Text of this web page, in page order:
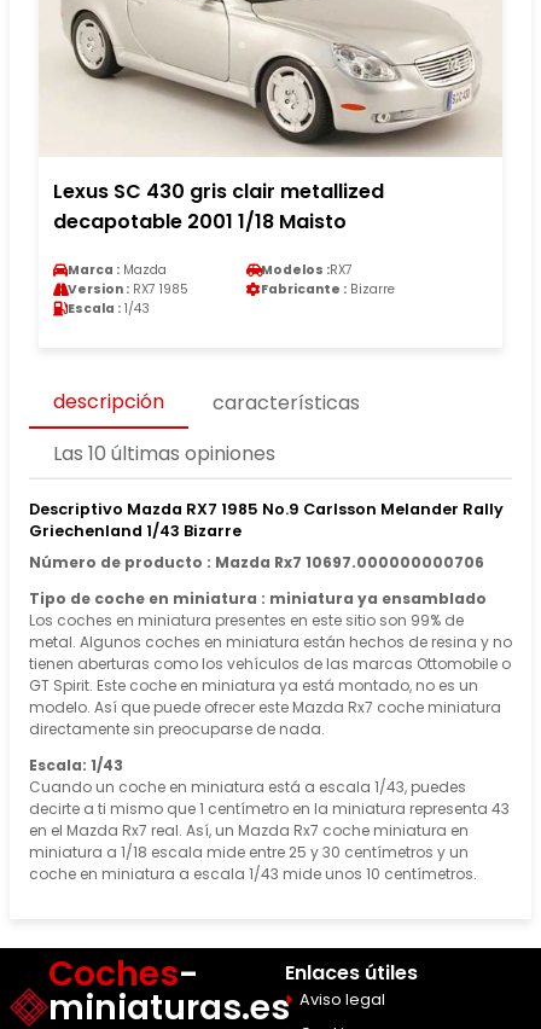
Lexus SC 430 gris clair metallized
decapotable 2001 1/18 Maisto
Marca : Mazda Modelos :RX7
Version : RX7 1985 Fabricante : Bizarre
Escala : 1/43
descripción
características
Las 10 últimas opiniones
Descriptivo Mazda RX7 1985 No.9 Carlsson Melander Rally
Griechenland 1/43 Bizarre
Número de producto : Mazda Rx7 10697.000000000706
Tipo de coche en miniatura : miniatura ya ensamblado
Los coches en miniatura presentes en este sitio son 99% de
metal. Algunos coches en miniatura están hechos de resina y no
tienen aberturas como los vehículos de las marcas Ottomobile o
GT Spirit. Este coche en miniatura ya está montado, no es un
modelo. Así que puede ofrecer este Mazda Rx7 coche miniatura
directamente sin preocuparse de nada.
Escala: 1/43
Cuando un coche en miniatura está a escala 1/43, puedes
decirte a ti mismo que 1 centímetro en la miniatura representa 43
en el Mazda Rx7 real. Así, un Mazda Rx7 coche miniatura en
miniatura a 1/18 escala mide entre 25 y 30 centímetros y un
coche en miniatura a escala 1/43 mide unos 10 centímetros.
Coches-
miniaturas.es
Enlaces útiles
Aviso legal